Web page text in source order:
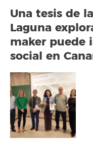
Una tesis de
Laguna
maker puede
social en